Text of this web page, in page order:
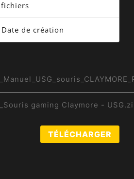
Date de création
gaming Claymore -
TÉLÉCHARGER